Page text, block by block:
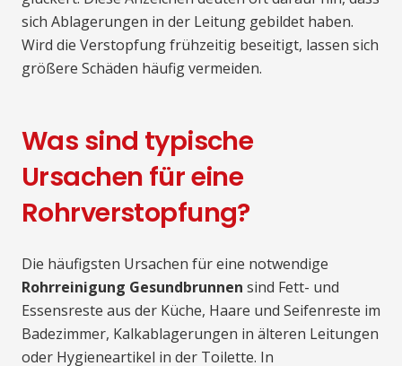
sich Ablagerungen in der Leitung gebildet haben.
Wird die Verstopfung frühzeitig beseitigt, lassen sich
größere Schäden häufig vermeiden.
Was sind typische
Ursachen für eine
Rohrverstopfung?
Die häufigsten Ursachen für eine notwendige
Rohrreinigung Gesundbrunnen sind Fett- und
Essensreste aus der Küche, Haare und Seifenreste im
Badezimmer, Kalkablagerungen in älteren Leitungen
oder Hygieneartikel in der Toilette. In